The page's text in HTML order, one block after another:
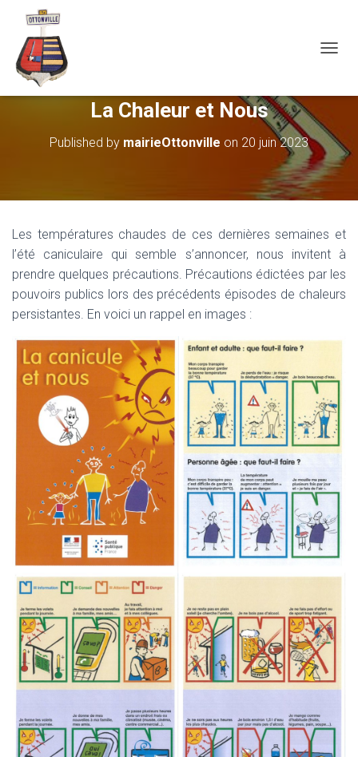
La Chaleur et Nous
Published by mairieOttonville on 20 juin 2023
Les températures chaudes de ces dernières semaines et
l’été caniculaire qui semble s’annoncer, nous invitent à
prendre quelques précautions. Précautions édictées par les
pouvoirs publics lors des précédents épisodes de chaleurs
persistantes. En voici un rappel en images :